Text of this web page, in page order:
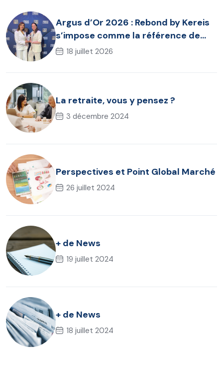
Argus d’Or 2026 : Rebond by Kereis
s’impose comme la référence de
l’assurance chômage dirigeant
18 juillet 2026
La retraite, vous y pensez ?
3 décembre 2024
Perspectives et Point Global Marché
26 juillet 2024
+ de News
19 juillet 2024
+ de News
18 juillet 2024